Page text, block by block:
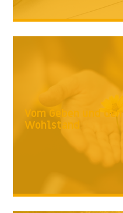
Vom Geben und
Wohlstand